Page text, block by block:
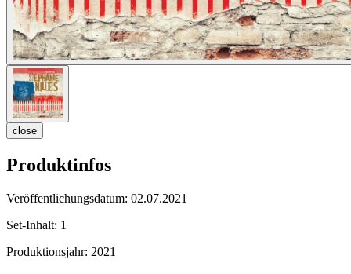
close
Produktinfos
Veröffentlichungsdatum: 02.07.2021
Set-Inhalt: 1
Produktionsjahr: 2021